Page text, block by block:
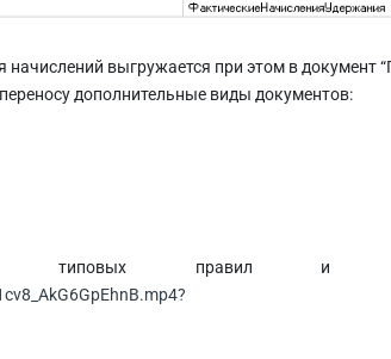
выгружается при этом в документ
дополнительные виды документов:
типовых правил и